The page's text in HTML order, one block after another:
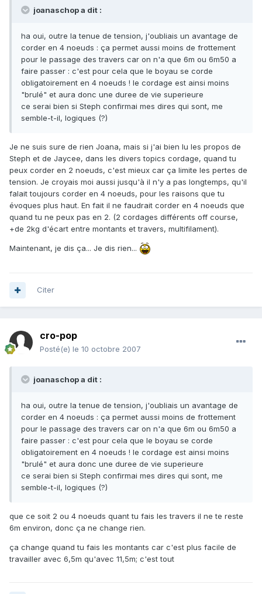
joanaschop a dit :
ha oui, outre la tenue de tension, j'oubliais un avantage de
corder en 4 noeuds : ça permet aussi moins de frottement
pour le passage des travers car on n'a que 6m ou 6m50 a
faire passer : c'est pour cela que le boyau se corde
obligatoirement en 4 noeuds ! le cordage est ainsi moins
"brulé" et aura donc une duree de vie superieure
ce serai bien si Steph confirmai mes dires qui sont, me
semble-t-il, logiques (?)
Je ne suis sure de rien Joana, mais si j'ai bien lu les propos de
Steph et de Jaycee, dans les divers topics cordage, quand tu
peux corder en 2 noeuds, c'est mieux car ça limite les pertes de
tension. Je croyais moi aussi jusqu'à il n'y a pas longtemps, qu'il
falait toujours corder en 4 noeuds, pour les raisons que tu
évoques plus haut. En fait il ne faudrait corder en 4 noeuds que
quand tu ne peux pas en 2. (2 cordages différents off course,
+de 2kg d'écart entre montants et travers, multifilament).
Maintenant, je dis ça... Je dis rien...
Citer
cro-pop
Posté(e) le 10 octobre 2007
joanaschop a dit :
ha oui, outre la tenue de tension, j'oubliais un avantage de
corder en 4 noeuds : ça permet aussi moins de frottement
pour le passage des travers car on n'a que 6m ou 6m50 a
faire passer : c'est pour cela que le boyau se corde
obligatoirement en 4 noeuds ! le cordage est ainsi moins
"brulé" et aura donc une duree de vie superieure
ce serai bien si Steph confirmai mes dires qui sont, me
semble-t-il, logiques (?)
que ce soit 2 ou 4 noeuds quant tu fais les travers il ne te reste
6m environ, donc ça ne change rien.
ça change quand tu fais les montants car c'est plus facile de
travailler avec 6,5m qu'avec 11,5m; c'est tout